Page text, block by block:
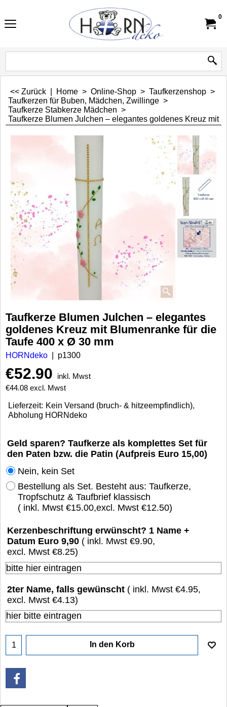
0
<< Zurück Home > Online-Shop > Taufkerzenshop >
Taufkerzen für Buben, Mädchen, Zwillinge >
Taufkerze Stabkerze Mädchen >
Taufkerze Blumen Julchen – elegantes goldenes Kreuz mit
Taufkerze Blumen Julchen – elegantes
goldenes Kreuz mit Blumenranke für die
Taufe 400 x Ø 30 mm
HORNdeko p1300
€52.90
inkl. Mwst
€44.08 excl. Mwst
Lieferzeit: Kein Versand (bruch- & hitzeempfindlich),
Abholung HORNdeko
Geld sparen? Taufkerze als komplettes Set für
den Paten bzw. die Patin (Aufpreis Euro 15,00)
Nein, kein Set
Bestellung als Set. Besteht aus: Taufkerze,
Tropfschutz & Taufbrief klassisch
( inkl. Mwst €15.00,excl. Mwst €12.50)
Kerzenbeschriftung erwünscht? 1 Name +
Datum Euro 9,90 ( inkl. Mwst €9.90,
excl. Mwst €8.25)
2ter Name, falls gewünscht ( inkl. Mwst €4.95,
excl. Mwst €4.13)
In den Korb